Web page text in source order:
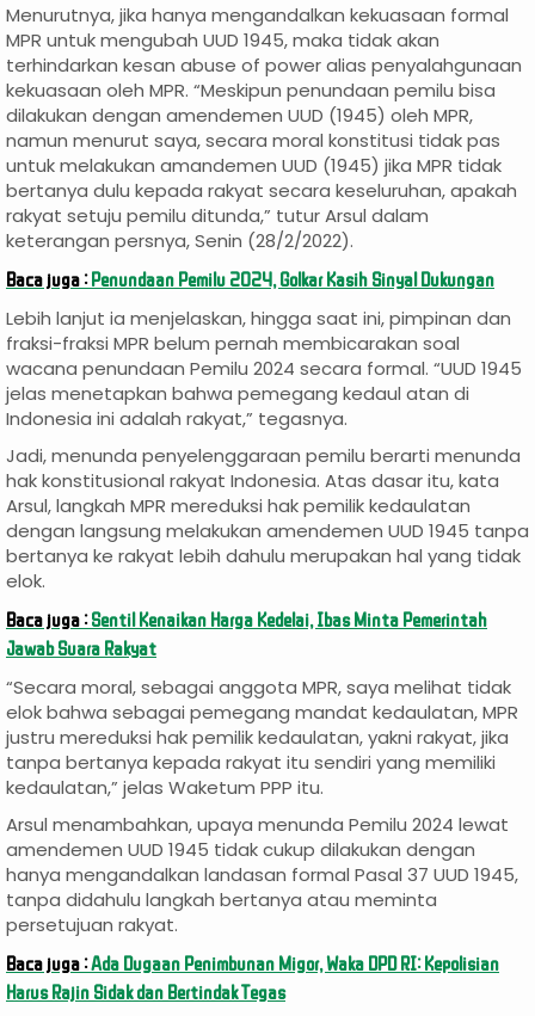
Menurutnya, jika hanya mengandalkan kekuasaan formal
MPR untuk mengubah UUD 1945, maka tidak akan
terhindarkan kesan abuse of power alias penyalahgunaan
kekuasaan oleh MPR. “Meskipun penundaan pemilu bisa
dilakukan dengan amendemen UUD (1945) oleh MPR,
namun menurut saya, secara moral konstitusi tidak pas
untuk melakukan amandemen UUD (1945) jika MPR tidak
bertanya dulu kepada rakyat secara keseluruhan, apakah
rakyat setuju pemilu ditunda,” tutur Arsul dalam
keterangan persnya, Senin (28/2/2022).
Baca juga :Penundaan Pemilu 2024, Golkar Kasih Sinyal Dukungan
Lebih lanjut ia menjelaskan, hingga saat ini, pimpinan dan
fraksi-fraksi MPR belum pernah membicarakan soal
wacana penundaan Pemilu 2024 secara formal. “UUD 1945
jelas menetapkan bahwa pemegang kedaul atan di
Indonesia ini adalah rakyat,” tegasnya.
Jadi, menunda penyelenggaraan pemilu berarti menunda
hak konstitusional rakyat Indonesia. Atas dasar itu, kata
Arsul, langkah MPR mereduksi hak pemilik kedaulatan
dengan langsung melakukan amendemen UUD 1945 tanpa
bertanya ke rakyat lebih dahulu merupakan hal yang tidak
elok.
Baca juga :Sentil Kenaikan Harga Kedelai, Ibas Minta Pemerintah
Jawab Suara Rakyat
“Secara moral, sebagai anggota MPR, saya melihat tidak
elok bahwa sebagai pemegang mandat kedaulatan, MPR
justru mereduksi hak pemilik kedaulatan, yakni rakyat, jika
tanpa bertanya kepada rakyat itu sendiri yang memiliki
kedaulatan,” jelas Waketum PPP itu.
Arsul menambahkan, upaya menunda Pemilu 2024 lewat
amendemen UUD 1945 tidak cukup dilakukan dengan
hanya mengandalkan landasan formal Pasal 37 UUD 1945,
tanpa didahulu langkah bertanya atau meminta
persetujuan rakyat.
Baca juga :Ada Dugaan Penimbunan Migor, Waka DPD RI: Kepolisian
Harus Rajin Sidak dan Bertindak Tegas